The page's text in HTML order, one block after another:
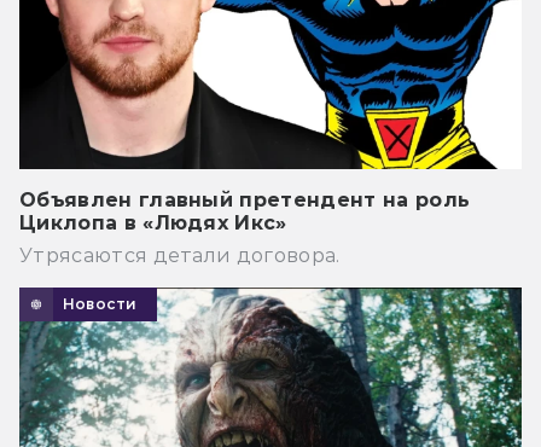
Объявлен главный претендент на роль
Циклопа в «Людях Икс»
Утрясаются детали договора.
Новости